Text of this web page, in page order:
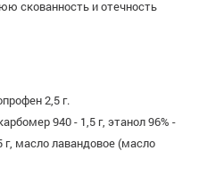
скованность и отечность
2,5 г.
940 - 1,5 г, этанол 96% -
масло лавандовое (масло